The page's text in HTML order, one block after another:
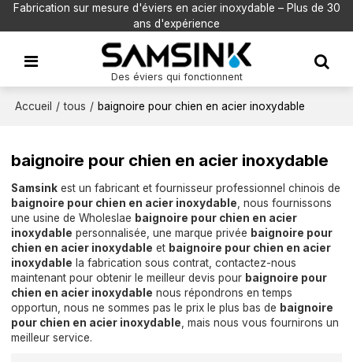
Fabrication sur mesure d'éviers en acier inoxydable – Plus de 30
ans d'expérience
Des éviers qui fonctionnent
Accueil / tous / baignoire pour chien en acier inoxydable
baignoire pour chien en acier inoxydable
Samsink est un fabricant et fournisseur professionnel chinois de
baignoire pour chien en acier inoxydable , nous fournissons
une usine de Wholeslae baignoire pour chien en acier
inoxydable personnalisée, une marque privée baignoire pour
chien en acier inoxydable et baignoire pour chien en acier
inoxydable la fabrication sous contrat, contactez-nous
maintenant pour obtenir le meilleur devis pour baignoire pour
chien en acier inoxydable nous répondrons en temps
opportun, nous ne sommes pas le prix le plus bas de baignoire
pour chien en acier inoxydable , mais nous vous fournirons un
meilleur service.